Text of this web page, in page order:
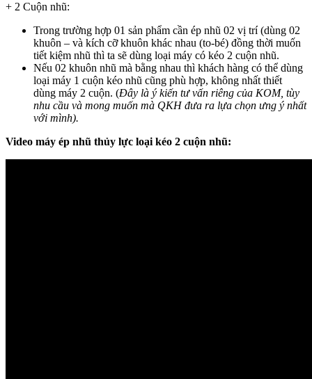
+ 2 Cuộn nhũ:
Trong trường hợp 01 sản phẩm cần ép nhũ 02 vị trí (dùng 02
khuôn – và kích cỡ khuôn khác nhau (to-bé) đồng thời muốn
tiết kiệm nhũ thì ta sẽ dùng loại máy có kéo 2 cuộn nhũ.
Nếu 02 khuôn nhũ mà bằng nhau thì khách hàng có thể dùng
loại máy 1 cuộn kéo nhũ cũng phù hợp, không nhất thiết
dùng máy 2 cuộn. (Đây là ý kiến tư vấn riêng của KOM, tùy
nhu cầu và mong muốn mà QKH đưa ra lựa chọn ưng ý nhất
với mình).
Video máy ép nhũ thủy lực loại kéo 2 cuộn nhũ: